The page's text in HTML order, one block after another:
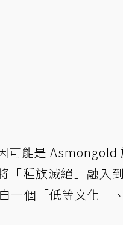
可能是 Asmongold
「種族滅絕」融入
一個「低等文化」